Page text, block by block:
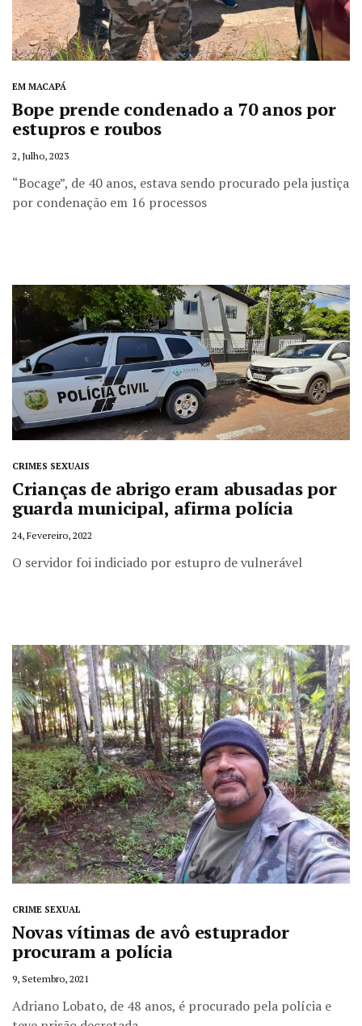
EM MACAPÁ
Bope prende condenado a 70 anos por
estupros e roubos
2, Julho, 2023
“Bocage”, de 40 anos, estava sendo procurado pela justiça
por condenação em 16 processos
CRIMES SEXUAIS
Crianças de abrigo eram abusadas por
guarda municipal, afirma polícia
24, Fevereiro, 2022
O servidor foi indiciado por estupro de vulnerável
CRIME SEXUAL
Novas vítimas de avô estuprador
procuram a polícia
9, Setembro, 2021
Adriano Lobato, de 48 anos, é procurado pela polícia e